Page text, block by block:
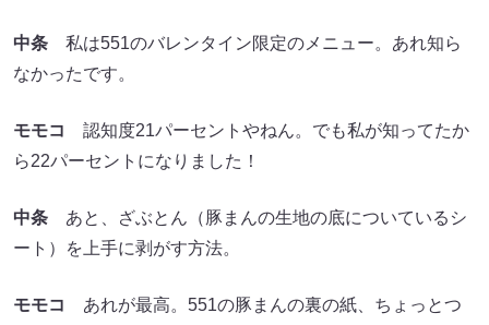
中条 私は551のバレンタイン限定のメニュー。あれ知ら
なかったです。
モモコ
認知度21パーセントやねん。でも私が知ってたか
ら22パーセントになりました！
中条 あと、ざぶとん（豚まんの生地の底についているシ
ート）を上手に剥がす方法。
モモコ
あれが最高。551の豚まんの裏の紙、ちょっとつ